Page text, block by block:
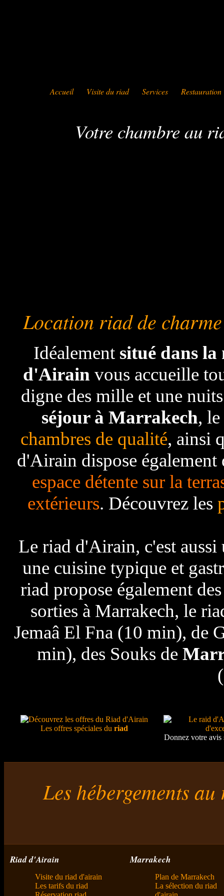
Accueil Visite du riad Services Restauration
Votre chambre au
Location riad de
Idéalement situé dans
d'Airain vous accueille
digne des mille et une
séjour à Marrakech,
chambres de qualité, ainsi
d'Airain dispose
espace détente sur la
extérieurs. Découvrez les
Le riad d'Airain, c'est
une cuisine typique et
riad propose également
sorties à Marrakech, le
Jemaâ El Fna (10 min), de
min), des Souks de
Les offres spéciales du riad
Donnez votre
Les hébergements
Riad d'Airain
Visite du riad d'airain
Les tarifs du riad
Marrakech
Plan de Marrakech
La sélection du riad